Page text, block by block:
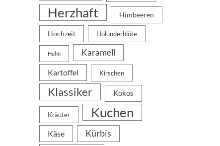
Herzhaft Himbeeren
Hochzeit Holunderblüte
Huhn Karamell
Kartoffel Kirschen
Klassiker Kokos
Kräuter Kuchen
Käse Kürbis